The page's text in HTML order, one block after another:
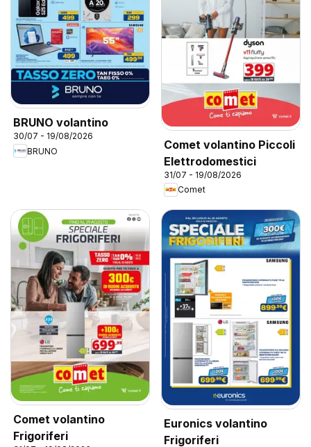
BRUNO volantino
30/07 - 19/08/2026
BRUNO
Comet volantino Piccoli
Elettrodomestici
31/07 - 19/08/2026
Comet
Comet volantino
Frigoriferi
Euronics volantino
Frigoriferi